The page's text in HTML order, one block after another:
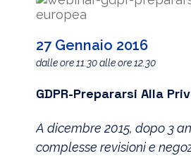
27 Gennaio 2016
dalle ore 11.30 alle ore 12.30
GDPR-Prepararsi Alla
A dicembre 2015, dopo 3
complesse revisioni e